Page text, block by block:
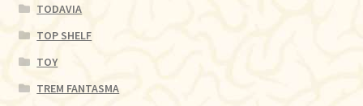
TODAVIA
TOP SHELF
TOY
TREM FANTASMA